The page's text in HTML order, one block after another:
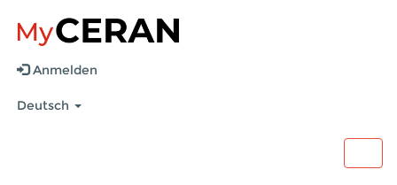
Anmelden
Deutsch